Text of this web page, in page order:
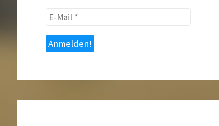
E-
Mail